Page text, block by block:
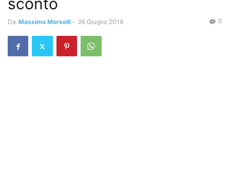
sconto
Da Massimo Morselli - 26 Giugno 2019 0